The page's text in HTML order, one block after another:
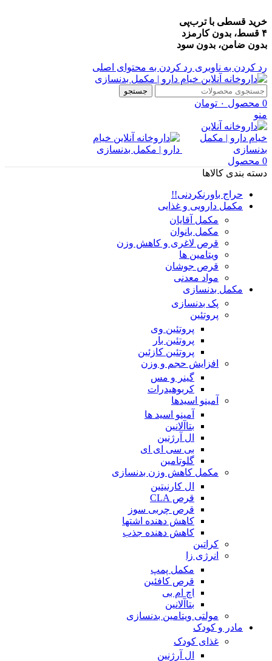
خرید قسطی با ترب‌پی
۴ قسط، بدون کارمزد
بدون ضامن، بدون سود
رد کردن به ناوبری رد کردن به محتوای اصلی
جستجو
0 محصول ۰ تومان
منو
0 محصول
دسته بندی کالاها
حراج باورنکردنی!!
مکمل دارویی و غذایی
مکمل آقایان
مکمل بانوان
قرص لاغری و کاهش وزن
ویتامین ها
قرص جوشان
مواد معدنی
مکمل بدنسازی
پک بدنسازی
پروتئین
پروتئین وی
پروتئین بار
پروتئین کازئین
افزایش حجم و وزن
گینر و مس
کربوهیدرات
آمینو اسیدها
آمینو اسید ها
بتاآلانین
ال آرژنین
بی سی ای ای
گلوتامین
مکمل کاهش وزن بدنسازی
ال کارنیتین
قرص CLA
قرص چربی سوز
کاهش دهنده اشتها
کاهش دهنده جذب
کراتین
انرژی زا
مکمل پمپ
قرص کافئین
اچ ام بی
بتاآلانین
مولتی ویتامین بدنسازی
مادر و کودک
غذای کودک
ال آرژنین